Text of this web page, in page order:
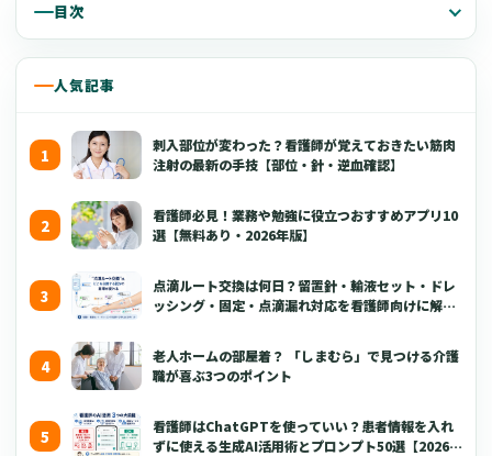
目次
人気記事
刺入部位が変わった？看護師が覚えておきたい筋肉
注射の最新の手技【部位・針・逆血確認】
看護師必見！業務や勉強に役立つおすすめアプリ10
選【無料あり・2026年版】
点滴ルート交換は何日？留置針・輸液セット・ドレ
ッシング・固定・点滴漏れ対応を看護師向けに解説
老人ホームの部屋着？ 「しまむら」で見つける介護
職が喜ぶ3つのポイント
看護師はChatGPTを使っていい？患者情報を入れ
ずに使える生成AI活用術とプロンプト50選【2026年